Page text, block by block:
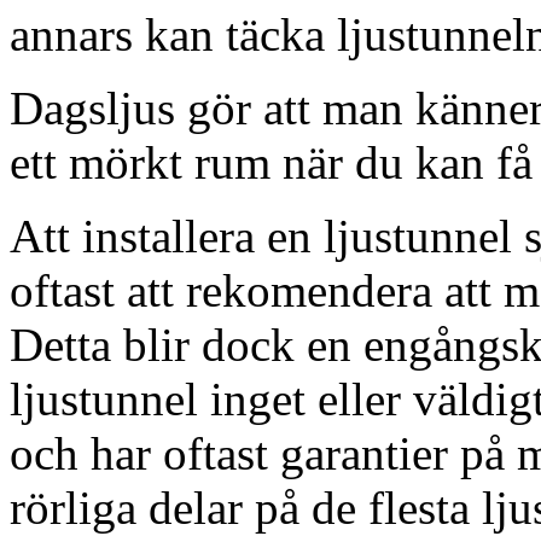
annars kan täcka
Dagsljus gör att man
ett mörkt rum när du kan
Att installera en ljustunnel
oftast att rekomendera att
Detta blir dock en
ljustunnel inget eller
och har oftast garantier på
rörliga delar på de flesta